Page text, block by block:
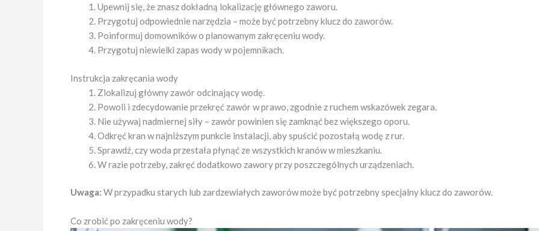
Upewnij się, że znasz dokładną lokalizację głównego zaworu.
Przygotuj odpowiednie narzędzia – może być potrzebny klucz do zaworów.
Poinformuj domowników o planowanym zakręceniu wody.
Przygotuj niewielki zapas wody w pojemnikach.
Instrukcja zakręcania wody
Zlokalizuj główny zawór odcinający wodę.
Powoli i zdecydowanie przekręć zawór w prawo, zgodnie z ruchem wskazówek zegara.
Nie używaj nadmiernej siły – zawór powinien się zamknąć bez większego oporu.
Odkręć kran w najniższym punkcie instalacji, aby spuścić pozostałą wodę z rur.
Sprawdź, czy woda przestała płynąć ze wszystkich kranów w mieszkaniu.
W razie potrzeby, zakręć dodatkowo zawory przy poszczególnych urządzeniach.
Uwaga: W przypadku starych lub zardzewiałych zaworów może być potrzebny specjalny klucz do zaworów.
Co zrobić po zakręceniu wody?